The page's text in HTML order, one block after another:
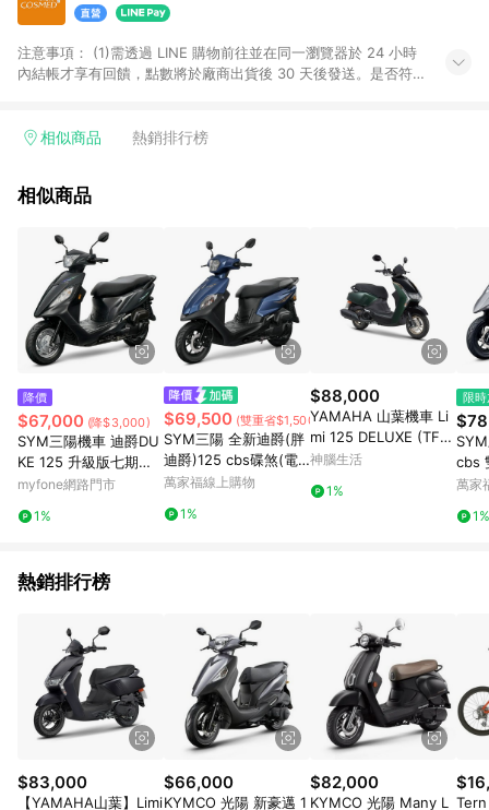
注意事項：​ (1)需透過 LINE 購物前往並在同一瀏覽器於 24 小時
內結帳才享有回饋，點數將於廠商出貨後 30 天後發送。​是否符
黃金鑽飾/精品相關/3C數位(含周邊)/家電視聽/運動戶外/母嬰用
饋%」，將於訂單成立後由「LINE購物通知」之官方帳號訊息通
依LINE購物網站訂單成立通知為準。​​ (5)LINE購物設有「單一商
品最高回饋點數」機制 (部分時段開放「回饋無上限」)，以同一
訂單中同一商品不論件數計算，請依訂單成立當下LINE購物的回
饋機制為準。
相似商品 熱銷排行榜
相似商品
降價
$67,000 (降$3,000)
SYM三陽機車 迪爵DU
KE 125 升級版七期鼓
煞 CBS版 2026新車深
myfone網路門市
1%
$69,500 (雙重省$1,500)
SYM三陽 全新迪爵(胖
迪爵)125 cbs碟煞(電
驅版) EnMIS 雙火星塞
全新
萬家福線上購物
1%
$88,000
YAMAHA 山葉機車 Li
mi 125 DELUXE (TFT
儀表)-7期機車-2025年
神腦生活
1%
限
cbs
車
萬家
1%
熱銷排行榜
$83,000
【YAMAHA山葉】Limi
$66,000
KYMCO 光陽 新豪邁 1
$82,000
KYMCO 光陽 Many L Tern